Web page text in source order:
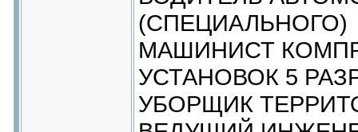
(СПЕЦИАЛЬНОГО)
МАШИНИСТ
УСТАНОВОК 5
УБОРЩИК